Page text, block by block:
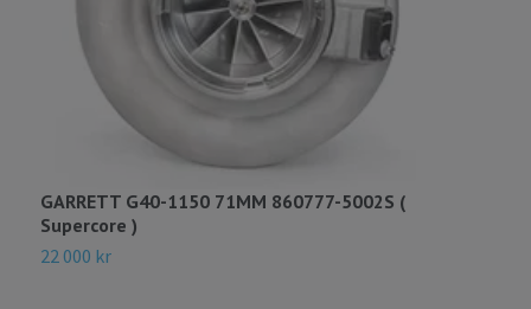
GARRETT G40-1150 71MM 860777-5002S (
Supercore )
22 000 kr